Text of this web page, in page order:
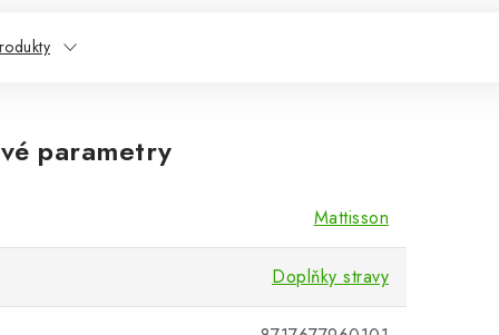
parametry
Mattisson
Doplňky stravy